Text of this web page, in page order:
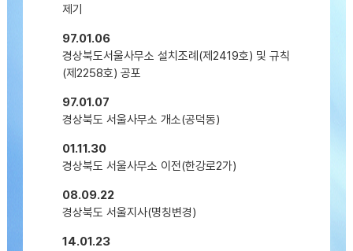
제기
97.01.06
경상북도서울사무소 설치조례(제2419호) 및 규칙
(제2258호) 공포
97.01.07
경상북도 서울사무소 개소(공덕동)
01.11.30
경상북도 서울사무소 이전(한강로2가)
08.09.22
경상북도 서울지사(명칭변경)
14.01.23